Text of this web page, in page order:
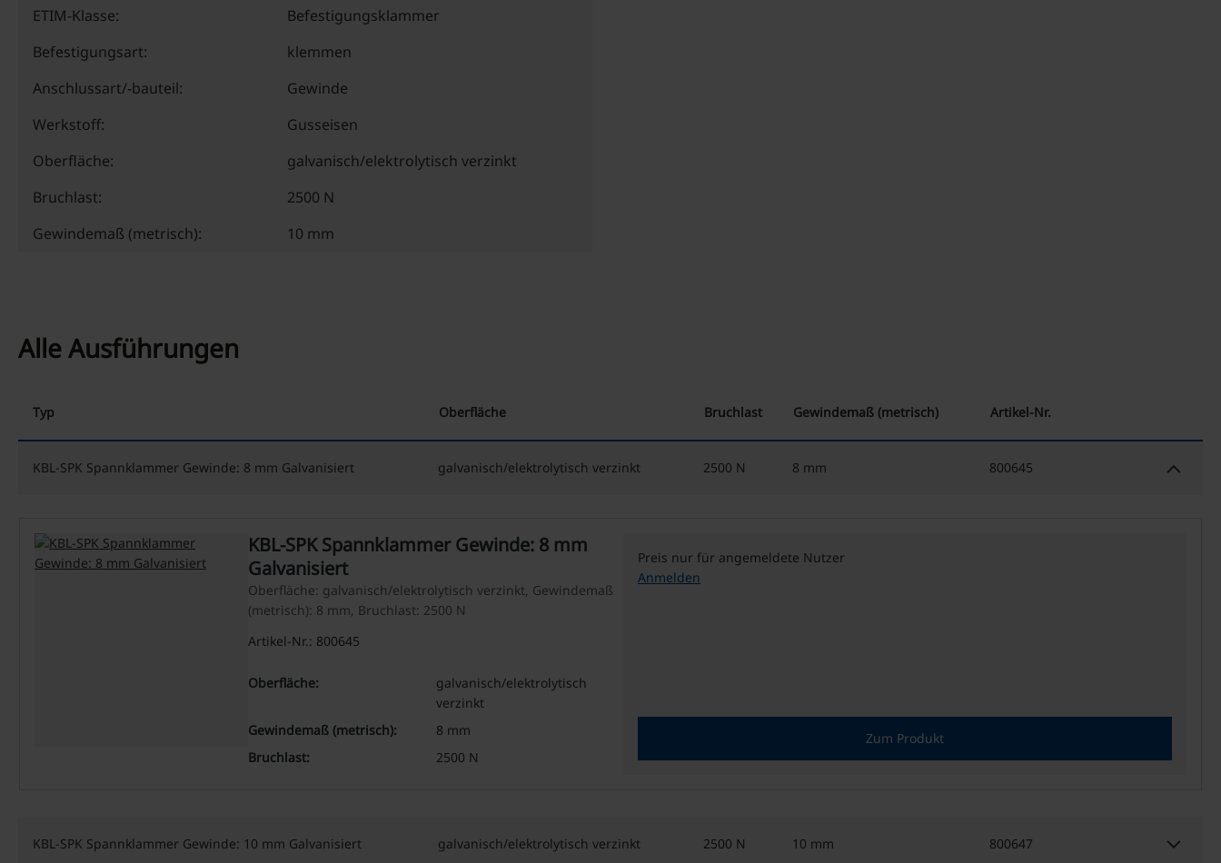
ETIM-Klasse:
Befestigungsklammer
Befestigungsart:
klemmen
Anschlussart/-bauteil:
Gewinde
Werkstoff:
Gusseisen
Oberfläche:
galvanisch/elektrolytisch verzinkt
Bruchlast:
2500 N
Gewindemaß (metrisch):
10 mm
Alle Ausführungen
Typ Oberfläche Bruchlast Gewindemaß (metrisch) Artikel-Nr.
KBL-SPK Spannklammer Gewinde: 8 mm Galvanisiert galvanisch/elektrolytisch verzinkt 2500 N 8 mm 800645 keyboard_arrow_down
KBL-SPK Spannklammer Gewinde: 8 mm
Galvanisiert
Oberfläche: galvanisch/elektrolytisch verzinkt, Gewindemaß
(metrisch): 8 mm, Bruchlast: 2500 N
Artikel-Nr.: 800645
Oberfläche:
galvanisch/elektrolytisch
verzinkt
Gewindemaß (metrisch):
8 mm
Bruchlast:
2500 N
Preis nur für angemeldete Nutzer
Anmelden
Zum Produkt
KBL-SPK Spannklammer Gewinde: 10 mm Galvanisiert galvanisch/elektrolytisch verzinkt 2500 N 10 mm 800647 keyboard_arrow_down